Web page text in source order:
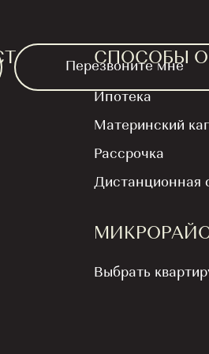
Перезвоните мне
СПОСОБЫ
Ипотека
Материнский
Рассрочка
Дистанционная
Выбрать
на этаже